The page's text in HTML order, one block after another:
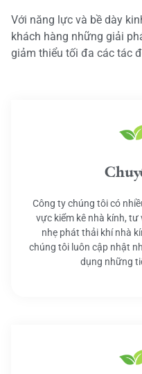
Với năng lực và bề dày
khách hàng những giải
giảm thiểu tối đa các tác
Công ty chúng tôi có
vực kiểm kê nhà kính, tư
nhẹ phát thải khí nhà
chúng tôi luôn cập nhật
dụng những